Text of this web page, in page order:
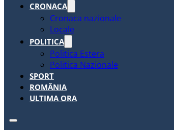
CRONACA
Cronaca nazionale
Locale
POLITICA
Politica Estera
Politica Nazionale
SPORT
ROMÂNIA
ULTIMA ORA